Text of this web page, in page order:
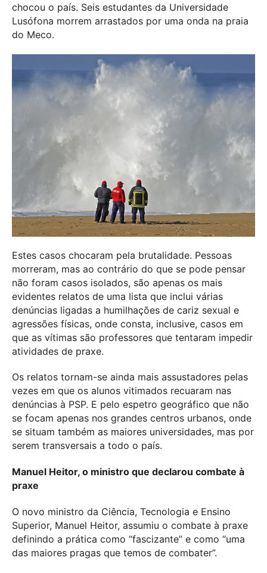
chocou o país. Seis estudantes da Universidade
Lusófona morrem arrastados por uma onda na praia
do Meco.
Estes casos chocaram pela brutalidade. Pessoas
morreram, mas ao contrário do que se pode pensar
não foram casos isolados, são apenas os mais
evidentes relatos de uma lista que inclui várias
denúncias ligadas a humilhações de cariz sexual e
agressões físicas, onde consta, inclusive, casos em
que as vítimas são professores que tentaram impedir
atividades de praxe.
Os relatos tornam-se ainda mais assustadores pelas
vezes em que os alunos vitimados recuaram nas
denúncias à PSP. E pelo espetro geográfico que não
se focam apenas nos grandes centros urbanos, onde
se situam também as maiores universidades, mas por
serem transversais a todo o país.
Manuel Heitor, o ministro que declarou combate à
praxe
O novo ministro da Ciência, Tecnologia e Ensino
Superior, Manuel Heitor, assumiu o combate à praxe
definindo a prática como “fascizante” e como “uma
das maiores pragas que temos de combater”.